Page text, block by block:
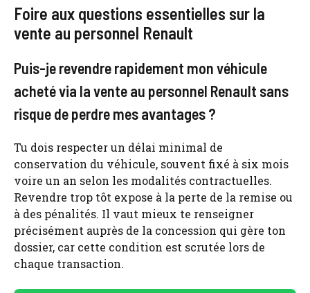
Foire aux questions essentielles sur la
vente au personnel Renault
Puis-je revendre rapidement mon véhicule
acheté via la vente au personnel Renault sans
risque de perdre mes avantages ?
Tu dois respecter un délai minimal de
conservation du véhicule, souvent fixé à six mois
voire un an selon les modalités contractuelles.
Revendre trop tôt expose à la perte de la remise ou
à des pénalités. Il vaut mieux te renseigner
précisément auprès de la concession qui gère ton
dossier, car cette condition est scrutée lors de
chaque transaction.